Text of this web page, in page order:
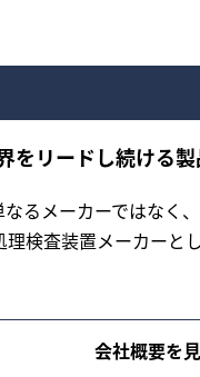
をリードし続ける
るメーカーではなく
検査装置メーカーと
会社概要を